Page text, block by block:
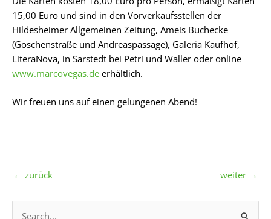
15,00 Euro und sind in den Vorverkaufsstellen der
Hildesheimer Allgemeinen Zeitung, Ameis Buchecke
(Goschenstraße und Andreaspassage), Galeria Kaufhof,
LiteraNova, in Sarstedt bei Petri und Waller oder online
www.marcovegas.de erhältlich.
Wir freuen uns auf einen gelungenen Abend!
← zurück weiter →